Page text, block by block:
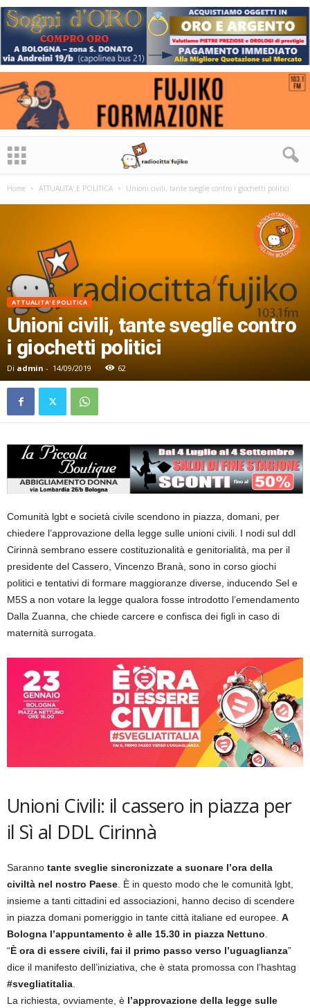
Home ATTUALITA' E POLITICA Unioni civili, tante sveglie contro i giochetti politici
ATTUALITA' E POLITICA
Unioni civili, tante sveglie contro
i giochetti politici
Di admin - 14/09/2019 62
Comunità lgbt e società civile scendono in piazza, domani, per
chiedere l’approvazione della legge sulle unioni civili. I nodi sul ddl
Cirinnà sembrano essere costituzionalità e genitorialità, ma per il
presidente del Cassero, Vincenzo Branà, sono in corso giochi
politici e tentativi di formare maggioranze diverse, inducendo Sel e
M5S a non votare la legge qualora fosse introdotto l’emendamento
Dalla Zuanna, che chiede carcere e confisca dei figli in caso di
maternità surrogata.
Unioni Civili: il cassero in piazza per
il Sì al DDL Cirinnà
Saranno tante sveglie sincronizzate a suonare l’ora della
civiltà nel nostro Paese . È in questo modo che le comunità lgbt,
insieme a tanti cittadini ed associazioni, hanno deciso di scendere
in piazza domani pomeriggio in tante città italiane ed europee. A
Bologna l’appuntamento è alle 15.30 in piazza Nettuno
“È ora di essere civili, fai il primo passo verso l’uguaglianza”
dice il manifesto dell’iniziativa, che è stata promossa con l’hashtag
#svegliatitalia
La richiesta, ovviamente, è l’approvazione della legge sulle